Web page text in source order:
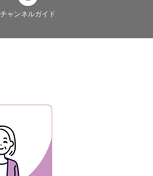
チャンネルガイド